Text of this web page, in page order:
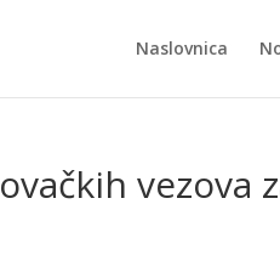
Naslovnica
vezova